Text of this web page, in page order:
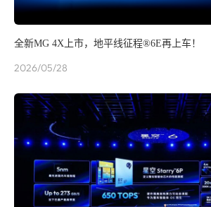
全新MG 4X上市，地平线征程®6E再上车！
2026/05/28